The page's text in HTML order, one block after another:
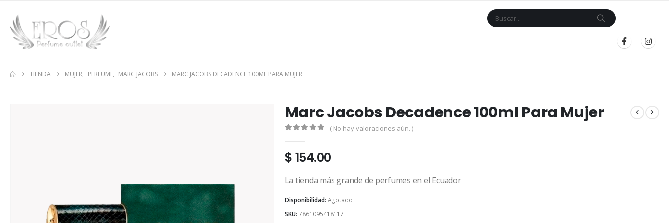
TIENDA MUJER, PERFUME, MARC JACOBS MARC JACOBS DECADENCE 100ML PARA MUJER
Marc Jacobs Decadence 100ml Para Mujer
( No hay valoraciones aún. )
$ 154.00
La tienda más grande de perfumes en el Ecuador
Disponibilidad: Agotado
SKU: 7861095418117